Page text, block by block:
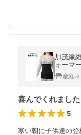
加茂繊
ォーマ
産経
喜んでくれました
5
寒い朝に子供達の